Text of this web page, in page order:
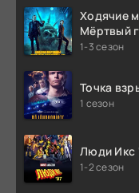
Ходячие
Мёртвый
2026)
1-3 сезон
Точка
1 сезон
Люди Икс
1-2 сезон